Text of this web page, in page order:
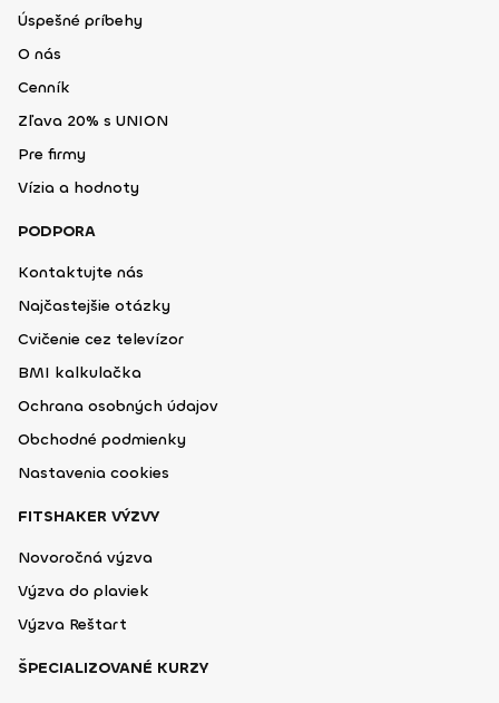
Úspešné príbehy
O nás
Cenník
Zľava 20% s UNION
Pre firmy
Vízia a hodnoty
PODPORA
Kontaktujte nás
Najčastejšie otázky
Cvičenie cez televízor
BMI kalkulačka
Ochrana osobných údajov
Obchodné podmienky
Nastavenia cookies
FITSHAKER VÝZVY
Novoročná výzva
Výzva do plaviek
Výzva Reštart
ŠPECIALIZOVANÉ KURZY